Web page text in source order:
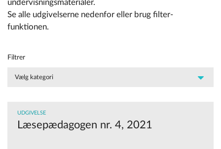
undervisningsmaterialer.
Se alle udgivelserne nedenfor eller brug filter-
funktionen.
Filtrer
UDGIVELSE
Læsepædagogen nr. 4, 2021